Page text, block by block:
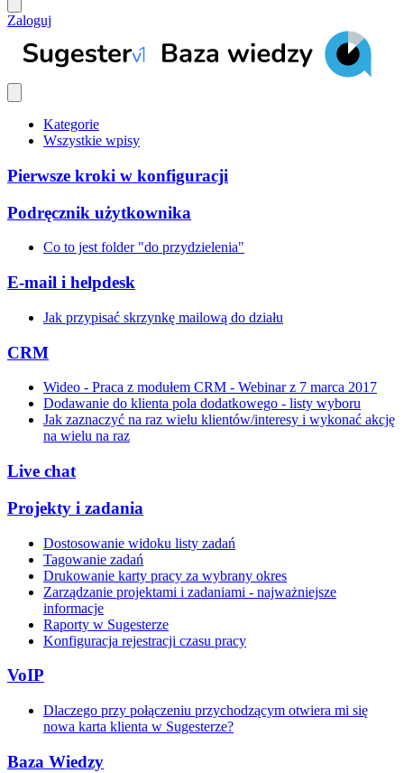
Zaloguj
Kategorie
Wszystkie wpisy
Pierwsze kroki w konfiguracji
Podręcznik użytkownika
Co to jest folder "do przydzielenia"
E-mail i helpdesk
Jak przypisać skrzynkę mailową do działu
CRM
Wideo - Praca z modułem CRM - Webinar z 7 marca 2017
Dodawanie do klienta pola dodatkowego - listy wyboru
Jak zaznaczyć na raz wielu klientów/interesy i wykonać akcję
na wielu na raz
Live chat
Projekty i zadania
Dostosowanie widoku listy zadań
Tagowanie zadań
Drukowanie karty pracy za wybrany okres
Zarządzanie projektami i zadaniami - najważniejsze
informacje
Raporty w Sugesterze
Konfiguracja rejestracji czasu pracy
VoIP
Dlaczego przy połączeniu przychodzącym otwiera mi się
nowa karta klienta w Sugesterze?
Baza Wiedzy